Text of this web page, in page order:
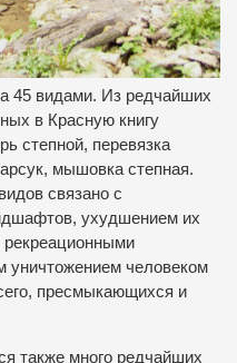
45 видами. Из редчайших
в Красную книгу
степной, перевязка
мышовка степная.
связано с
ухудшением их
уничтожением человеком
пресмыкающихся и
также много редчайших